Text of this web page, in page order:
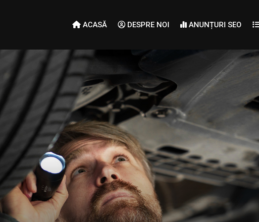
ACASĂ DESPRE NOI ANUNȚURI SEO